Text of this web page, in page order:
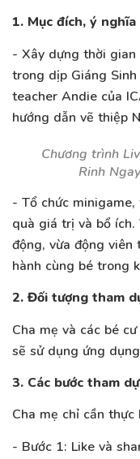
1. Mục đích, ý
- Xây dựng thời
trong dịp Giáng
teacher Andie của
hướng dẫn vẽ thiệp
Chương trình
Rinh
- Tổ chức
quà giá trị và bổ ích.
động, vừa động viên
hành cùng bé trong
2. Đối tượng tham
Cha mẹ và các bé
sẽ sử dụng ứng
3. Các bước tham
Cha mẹ chỉ cần
- Bước 1: Like và